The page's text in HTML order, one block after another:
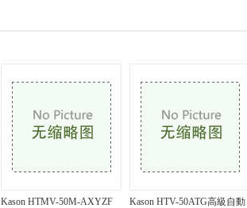
Kason HTMV-50M-AXYZF
Kason HTV-50ATG高級自動